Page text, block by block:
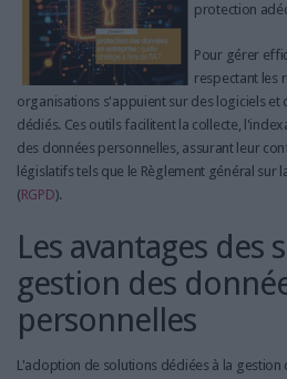
protection
Pour gérer
respectant les
organisations s'appuient sur des logiciels et
dédiés. Ces outils facilitent la collecte,
des données personnelles, assurant leur
législatifs tels que le Règlement général sur
(RGPD).
Les avantages des
gestion des
personnelles
L'adoption de solutions dédiées à la